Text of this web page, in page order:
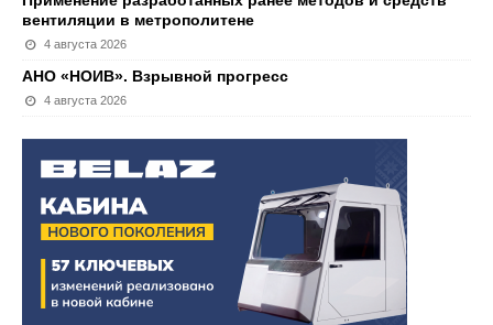
вентиляции в метрополитене
4 августа 2026
АНО «НОИВ». Взрывной прогресс
4 августа 2026